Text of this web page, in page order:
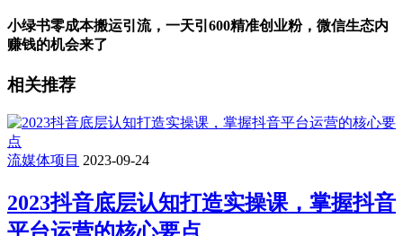
小绿书零成本搬运引流，一天引600精准创业粉，微信生态内
赚钱的机会来了
相关推荐
流媒体项目 2023-09-24
2023抖音底层认知打造实操课，掌握抖音